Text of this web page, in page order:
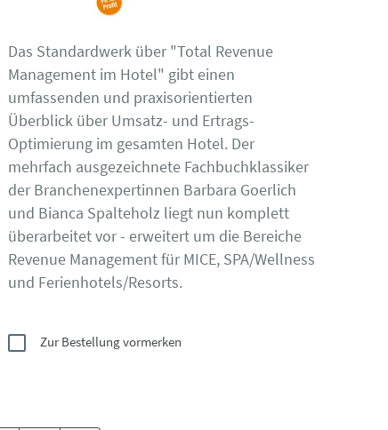
Das Standardwerk über "Total Revenue
Management im Hotel" gibt einen
umfassenden und praxisorientierten
Überblick über Umsatz- und Ertrags-
Optimierung im gesamten Hotel. Der
mehrfach ausgezeichnete Fachbuchklassiker
der Branchenexpertinnen Barbara Goerlich
und Bianca Spalteholz liegt nun komplett
überarbeitet vor - erweitert um die Bereiche
Revenue Management für MICE, SPA/Wellness
und Ferienhotels/Resorts.
Zur Bestellung vormerken